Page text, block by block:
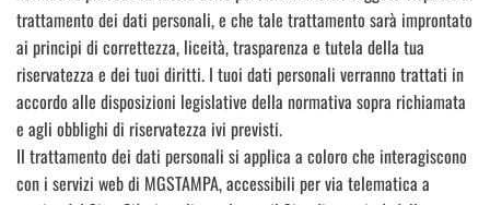
trattamento dei dati personali, e che tale trattamento sarà improntato
ai principi di correttezza, liceità, trasparenza e tutela della tua
riservatezza e dei tuoi diritti. I tuoi dati personali verranno trattati in
accordo alle disposizioni legislative della normativa sopra richiamata
e agli obblighi di riservatezza ivi previsti.
Il trattamento dei dati personali si applica a coloro che interagiscono
con i servizi web di MGSTAMPA, accessibili per via telematica a